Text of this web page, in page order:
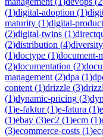
(1)digital-adoption (1)
maturity (1)digital-
(2)digital-twins (1)
(2)distribution (4)diversity
(1)doctype (1)document-
(2)documentation (2)
management (2)dpa (1)
content (1)drizzle (3)
(1)dynamic-pricing (3)
(1)e-faktur(1)e-fatura (1)
(1)ebay (3)ec2 (1)ecm (1)
(3)ecommerce-costs (1)